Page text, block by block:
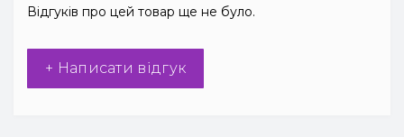
Відгуків про цей товар ще не було.
+ Написати відгук